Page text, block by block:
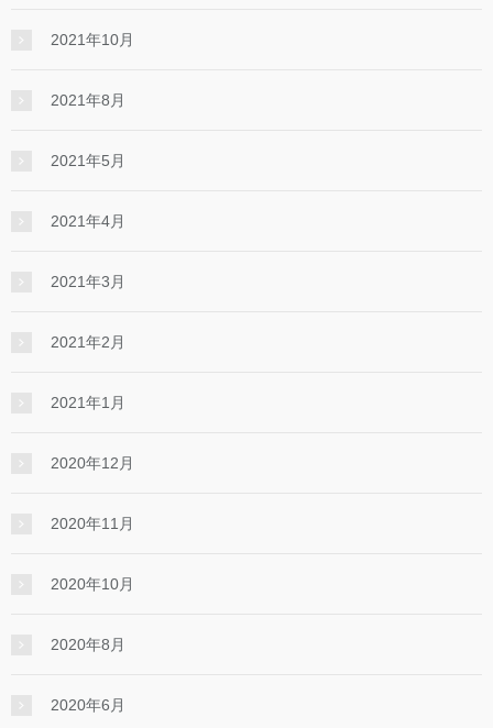
2021年10月
2021年8月
2021年5月
2021年4月
2021年3月
2021年2月
2021年1月
2020年12月
2020年11月
2020年10月
2020年8月
2020年6月